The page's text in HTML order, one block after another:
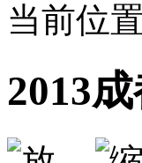
当前位
2013